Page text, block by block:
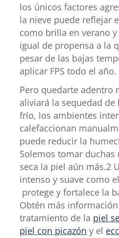
los únicos factores
la nieve puede reflejar
como brilla en verano
igual de propensa a la
pesar de las bajas
aplicar FPS todo el año.
Pero quedarte adentro
aliviará la sequedad de
frío, los ambientes
calefaccionan
puede reducir la
Solemos tomar duchas
seca la piel aún más.2
intenso y suave como
protege y fortalece la
Obtén más
tratamiento de la piel
piel con picazón y el